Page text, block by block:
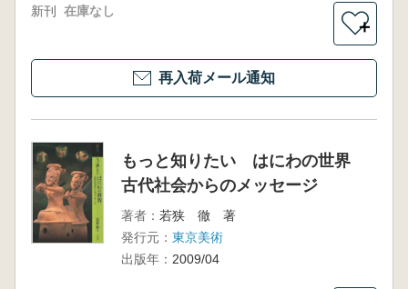
新刊 在庫なし
＋
再入荷メール通知
もっと知りたい はにわの世界
古代社会からのメッセージ
著者： 若狭 徹 著
発行元： 東京美術
出版年： 2009/04